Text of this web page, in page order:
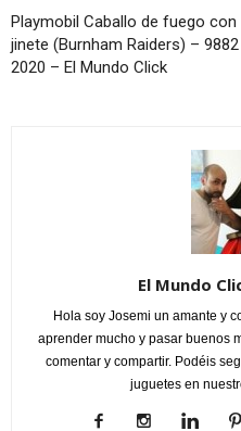
Playmobil Caballo de fuego con
jinete (Burnham Raiders) – 9882
2020 – El Mundo Click
El Mundo
Hola soy Josemi un amante y
aprender mucho y pasar buenos
comentar y compartir. Podéis
juguetes en